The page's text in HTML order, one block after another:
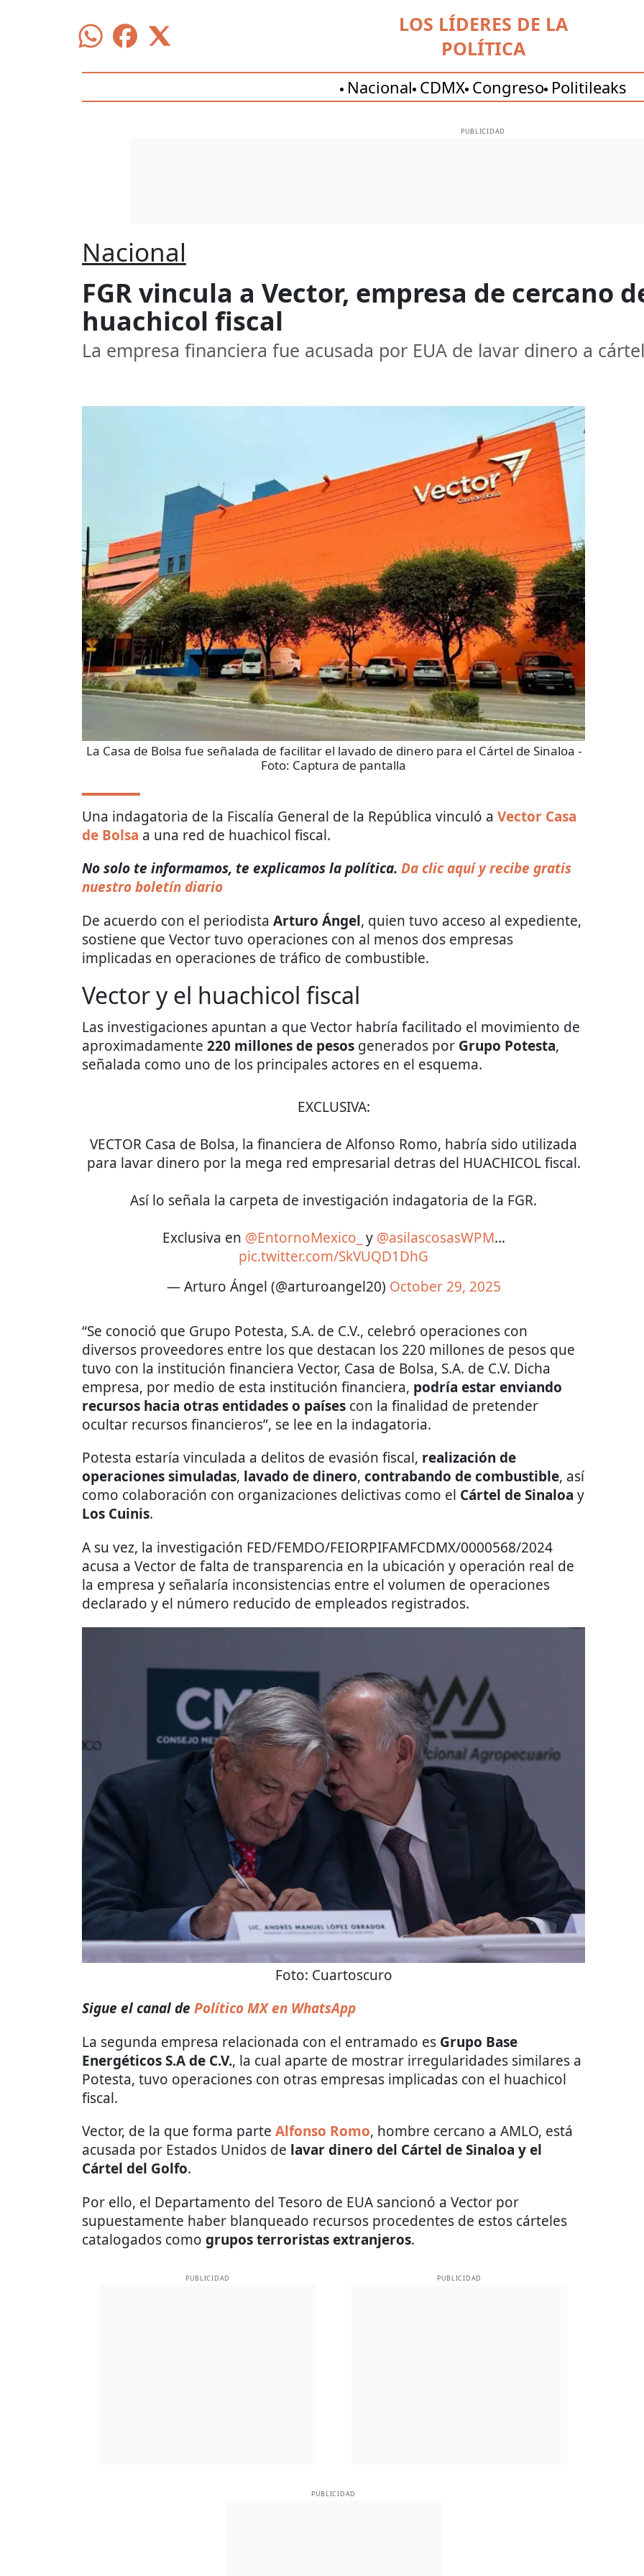
LOS LÍDERES DE LA
POLÍTICA
Nacional CDMX Congreso Politileaks
PUBLICIDAD
Nacional
FGR vincula a Vector, empresa de cercano
huachicol fiscal
La empresa financiera fue acusada por EUA de lavar dinero a
La Casa de Bolsa fue señalada de facilitar el lavado de dinero para el Cártel de Sinaloa -
Foto: Captura de pantalla
Una indagatoria de la Fiscalía General de la República vinculó a Vector Casa
de Bolsa a una red de huachicol fiscal.
No solo te informamos, te explicamos la política. Da clic aquí y recibe gratis
nuestro boletín diario
De acuerdo con el periodista Arturo Ángel, quien tuvo acceso al expediente,
sostiene que Vector tuvo operaciones con al menos dos empresas
implicadas en operaciones de tráfico de combustible.
Vector y el huachicol fiscal
Las investigaciones apuntan a que Vector habría facilitado el movimiento de
aproximadamente 220 millones de pesos generados por Grupo Potesta,
señalada como uno de los principales actores en el esquema.
EXCLUSIVA:
VECTOR Casa de Bolsa, la financiera de Alfonso Romo, habría sido utilizada
para lavar dinero por la mega red empresarial detras del HUACHICOL fiscal.
Así lo señala la carpeta de investigación indagatoria de la FGR.
Exclusiva en @EntornoMexico_ y @asilascosasWPM…
pic.twitter.com/SkVUQD1DhG
— Arturo Ángel (@arturoangel20) October 29, 2025
“Se conoció que Grupo Potesta, S.A. de C.V., celebró operaciones con
diversos proveedores entre los que destacan los 220 millones de pesos que
tuvo con la institución financiera Vector, Casa de Bolsa, S.A. de C.V. Dicha
empresa, por medio de esta institución financiera, podría estar enviando
recursos hacia otras entidades o países con la finalidad de pretender
ocultar recursos financieros”, se lee en la indagatoria.
Potesta estaría vinculada a delitos de evasión fiscal, realización de
operaciones simuladas, lavado de dinero, contrabando de combustible, así
como colaboración con organizaciones delictivas como el Cártel de Sinaloa y
Los Cuinis.
A su vez, la investigación FED/FEMDO/FEIORPIFAMFCDMX/0000568/2024
acusa a Vector de falta de transparencia en la ubicación y operación real de
la empresa y señalaría inconsistencias entre el volumen de operaciones
declarado y el número reducido de empleados registrados.
Foto: Cuartoscuro
Sigue el canal de Político MX en WhatsApp
La segunda empresa relacionada con el entramado es Grupo Base
Energéticos S.A de C.V., la cual aparte de mostrar irregularidades similares a
Potesta, tuvo operaciones con otras empresas implicadas con el huachicol
fiscal.
Vector, de la que forma parte Alfonso Romo, hombre cercano a AMLO, está
acusada por Estados Unidos de lavar dinero del Cártel de Sinaloa y el
Cártel del Golfo.
Por ello, el Departamento del Tesoro de EUA sancionó a Vector por
supuestamente haber blanqueado recursos procedentes de estos cárteles
catalogados como grupos terroristas extranjeros.
PUBLICIDAD PUBLICIDAD
PUBLICIDAD